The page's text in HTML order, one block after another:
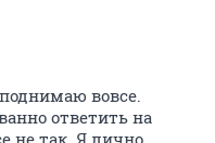
вовсе.
ответить на
не так. Я лично